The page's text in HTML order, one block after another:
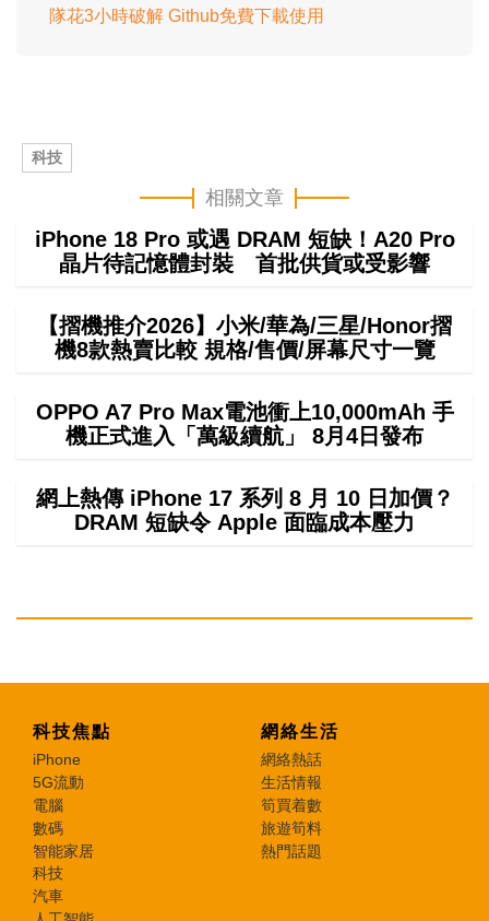
隊花3小時破解 Github免費下載使用
科技
相關文章
iPhone 18 Pro 或遇 DRAM 短缺！A20 Pro
晶片待記憶體封裝 首批供貨或受影響
【摺機推介2026】小米/華為/三星/Honor摺
機8款熱賣比較 規格/售價/屏幕尺寸一覽
OPPO A7 Pro Max電池衝上10,000mAh 手
機正式進入「萬級續航」 8月4日發布
網上熱傳 iPhone 17 系列 8 月 10 日加價？
DRAM 短缺令 Apple 面臨成本壓力
科技焦點
iPhone
5G流動
電腦
數碼
智能家居
科技
汽車
網絡生活
網絡熱話
生活情報
筍買着數
旅遊筍料
熱門話題